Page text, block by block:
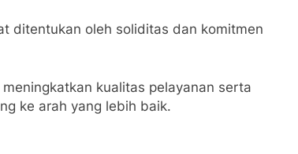
ditentukan oleh soliditas dan komitmen
kualitas pelayanan serta
ke arah yang lebih baik.